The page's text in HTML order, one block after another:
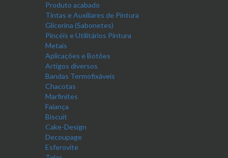
Produto acabado
Tintas e Auxiliares de Pintura
Glicerina (Sabonetes)
Pincéis e Utilitários Pintura
Metais
Aplicações e Botões
Artigos diversos
Bandas Termofixáveis
Chacotas
Marfinites
Faiança
Biscuit
Cake-Design
Decoupage
Esferovite